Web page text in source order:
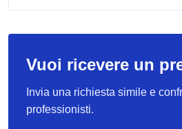
Vuoi ricevere un
Invia una richiesta simile e
professionisti.